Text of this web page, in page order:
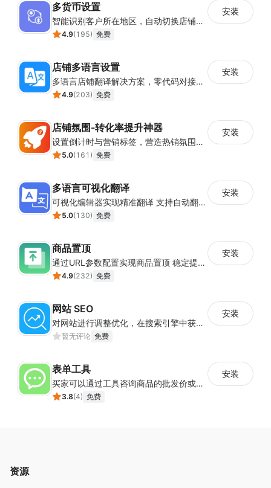
多货币设置
智能识别客户所在地区，自动切换店铺货币展示
4.9(195) 免费
安装
店铺多语言设置
多语言店铺翻译解决方案，零代码对接全球消费者
4.9(203) 免费
安装
店铺氛围-转化率提升神器
设置倒计时与营销标签，营造热销氛围强化购买意愿，提升下单转化率
5.0(161 ) 免费
安装
多语言可视化翻译
可视化编辑器实现精准翻译 支持自动翻译与人工校对
5.0(130) 免费
安装
商品置顶
通过URL参数配置实现商品置顶 稳定提升目标商品曝光
4.9(232) 免费
安装
网站 SEO
对网站进行调整优化，在搜索引擎中获得更多的展现量
暂无评论 免费
安装
表单工具
买家可以通过工具咨询商品的批发价或合作事宜
3.8(4) 免费
安装
资源